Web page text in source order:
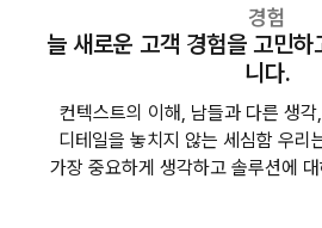
경험
늘 새로운 고객 경험을 고민하
니다.
컨텍스트의 이해, 남들과 다른 생
디테일을 놓치지 않는 세심함 우리
가장 중요하게 생각하고 솔루션에